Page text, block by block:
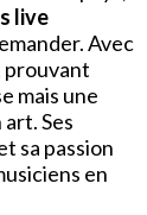
live
Avec
prouvant
mais une
Ses
sa passion
en